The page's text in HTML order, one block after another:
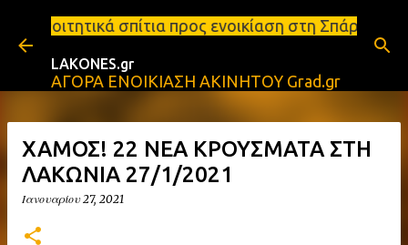
Μετάβαση στο κύριο περιεχόμενο
προς ενοικίαση στη Σπάρτη Ενοικιάσεις
LAKONES.gr
ΑΓΟΡΑ ΕΝΟΙΚΙΑΣΗ ΑΚΙΝΗΤΟΥ Grad.gr
ΧΑΜΟΣ! 22 ΝΕΑ ΚΡΟΥΣΜΑΤΑ ΣΤΗ
ΛΑΚΩΝΙΑ 27/1/2021
Ιανουαρίου 27, 2021